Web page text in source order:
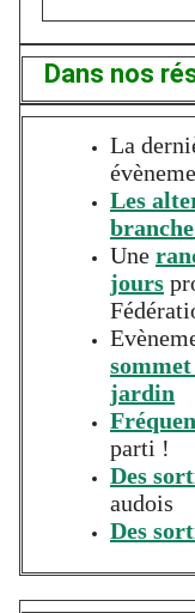
Dans nos
La
Les
Une
jours
jardin
parti !
Des
audois
Des